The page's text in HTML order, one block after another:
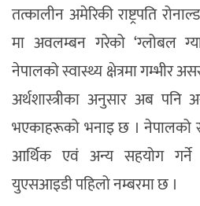
तत्कालीन अमेरिकी राष्ट्रपति
मा अवलम्बन गरेको ‘ग्लोबल
नेपालको स्वास्थ्य क्षेत्रमा गम्भीर
अर्थशास्त्रीका अनुसार अब
भएकाहरूको भनाइ छ । नेपालको
आर्थिक एवं अन्य सहयोग गर्ने
युएसआइडी पहिलो नम्बरमा छ ।